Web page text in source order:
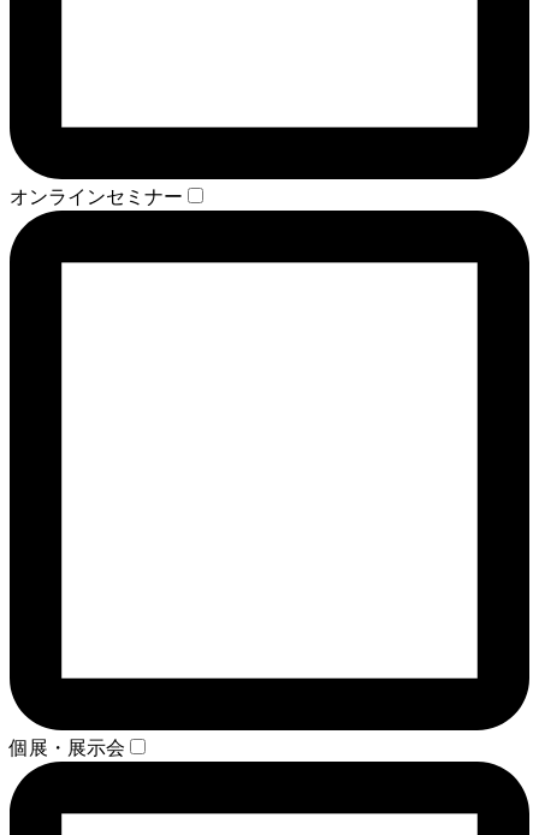
オンラインセミナー
個展・展示会